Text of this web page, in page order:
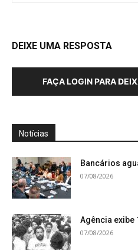
DEIXE UMA RESPOSTA
FAÇA LOGIN PARA
Notícias
Bancários
07/08/2026
Agência exibe
07/08/2026